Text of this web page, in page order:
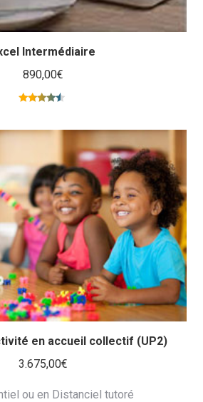
Intermédiaire
890,00€
en accueil collectif (UP2)
3.675,00€
ou en Distanciel tutoré